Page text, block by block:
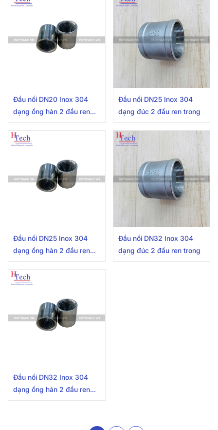
Đầu nối DN20 Inox 304
dạng ống hàn 2 đầu ren
Đầu nối DN25 Inox 304
dạng đúc 2 đầu ren trong
Đầu nối DN25 Inox 304
dạng ống hàn 2 đầu ren
Đầu nối DN32 Inox 304
dạng đúc 2 đầu ren trong
Đầu nối DN32 Inox 304
dạng ống hàn 2 đầu ren